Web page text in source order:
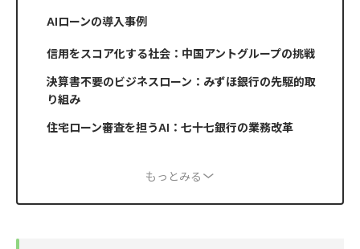
AIローンの導入事例
信用をスコア化する社会：中国アントグループの挑戦
決算書不要のビジネスローン：みずほ銀行の先駆的取
り組み
住宅ローン審査を担うAI：七十七銀行の業務改革
もっとみる